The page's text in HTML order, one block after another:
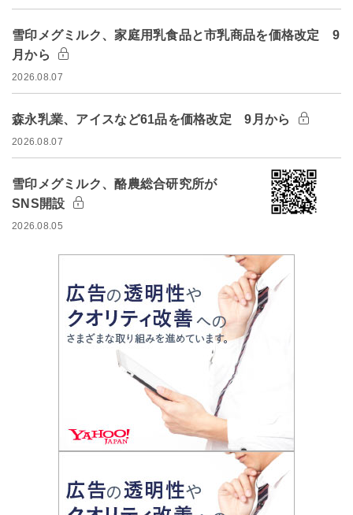
雪印メグミルク、家庭用乳食品と市乳商品を価格改定 9
月から
2026.08.07
森永乳業、アイスなど61品を価格改定 9月から
2026.08.07
雪印メグミルク、酪農総合研究所が
SNS開設
2026.08.05